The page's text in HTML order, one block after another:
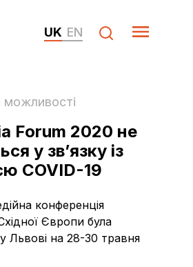
UK EN
можливості
Forum 2020 не
у зв’язку із
COVID-19
конференція
Європи була
Львові на 28-30 травня